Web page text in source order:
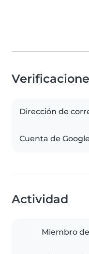
Dirección de
Cuenta de Google
Actividad
Miembro